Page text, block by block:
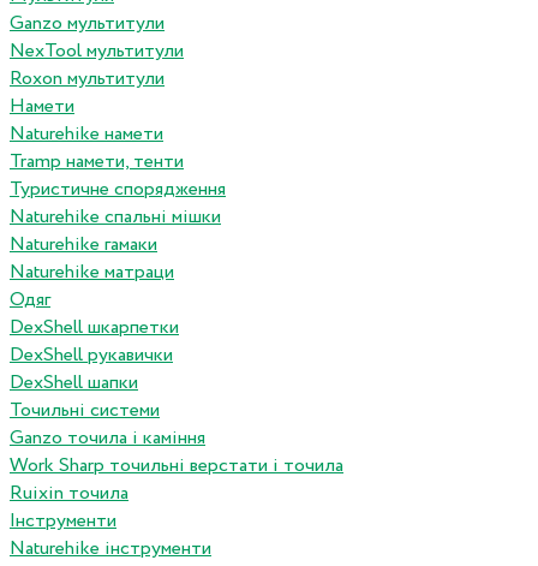
Ganzo мультитули
NexTool мультитули
Roxon мультитули
Намети
Naturehike намети
Tramp намети, тенти
Туристичне спорядження
Naturehike спальні мішки
Naturehike гамаки
Naturehike матраци
Одяг
DexShell шкарпетки
DexShell рукавички
DexShell шапки
Точильні системи
Ganzo точила і каміння
Work Sharp точильні верстати і точила
Ruixin точила
Інструменти
Naturehike інструменти